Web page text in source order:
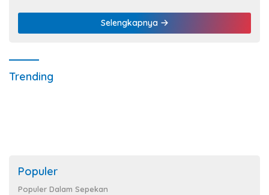
Selengkapnya
Trending
Populer
Populer Dalam Sepekan